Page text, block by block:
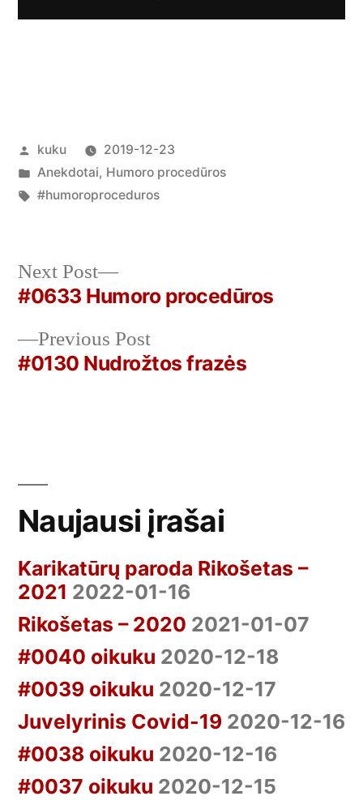
Posted
by
kuku
2019-12-23
Posted
in
Anekdotai, Humoro procedūros
Tags:
#humoroproceduros
Navigacija
tarpPrevious PostPrevious
post:
#0130 Nudrožtos frazės
Next Post
Next
post:
#0633 Humoro procedūros
Naujausi įrašai
Karikatūrų paroda Rikošetas –
2021 2022-01-16
Rikošetas – 2020 2021-01-07
#0040 oikuku 2020-12-18
#0039 oikuku 2020-12-17
Juvelyrinis Covid-19 2020-12-16
#0038 oikuku 2020-12-16
#0037 oikuku 2020-12-15